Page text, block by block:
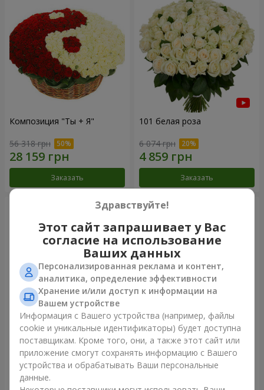
Композиция "Ты + Я"
56 318 грн
Заказать
101 белая роза
6 074 грн
Заказать
Букет "Очей очарованье"
3 499 грн
Букет "Не упускай мечту!"
2 999 грн
Здравствуйте!
Этот сайт запрашивает у Вас
согласие на использование
Ваших данных
Персонализированная реклама и контент,
аналитика, определение эффективности
Хранение и/или доступ к информации на
Вашем устройстве
Информация с Вашего устройства (например, файлы
cookie и уникальные идентификаторы) будет доступна
поставщикам. Кроме того, они, а также этот сайт или
приложение смогут сохранять информацию с Вашего
устройства и обрабатывать Ваши персональные
данные.